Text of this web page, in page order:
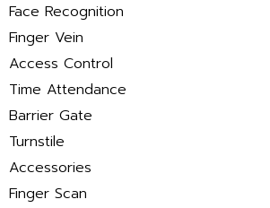
Face Recognition
Finger Vein
Access Control
Time Attendance
Barrier Gate
Turnstile
Accessories
Finger Scan